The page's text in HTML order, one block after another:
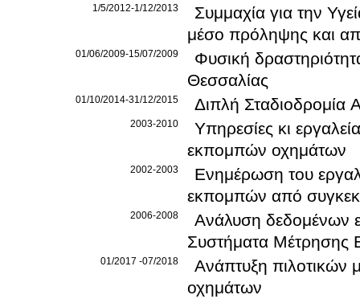
1/5/2012-1/12/2013
Συμμαχία για την
μέσο πρόληψης και
01/06/2009-15/07/2009
Φυσική
Θεσσαλίας
01/10/2014-31/12/2015 Διπλή Σταδιοδρομία
2003-2010
Υπηρεσίες κι
εκπομπών οχημάτων
2002-2003
Ενημέρωση του
εκπομπών από
2006-2008
Ανάλυση δεδομένων
Συστήματα
01/2017 -07/2018
Ανάπτυξη πιλοτικών
οχημάτων